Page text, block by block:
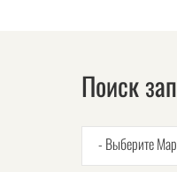
Поиск
- Выберите